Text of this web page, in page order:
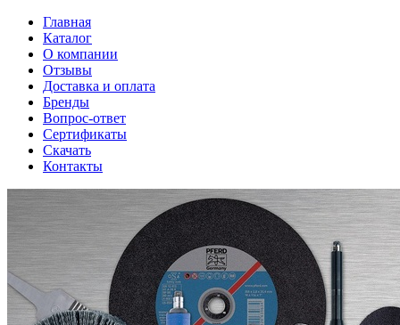
Главная
Каталог
О компании
Отзывы
Доставка и оплата
Бренды
Вопрос-ответ
Сертификаты
Скачать
Контакты